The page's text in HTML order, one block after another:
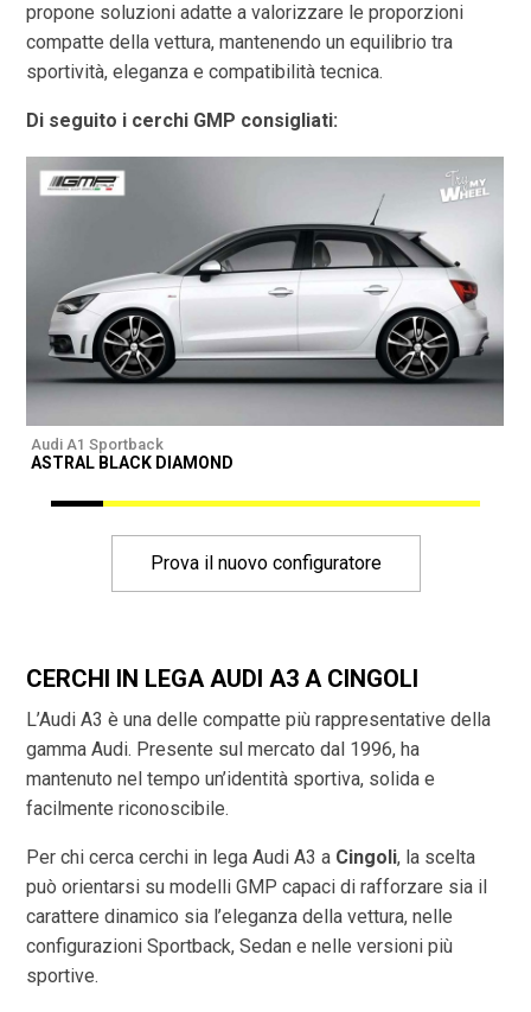
propone soluzioni adatte a valorizzare le proporzioni
compatte della vettura, mantenendo un equilibrio tra
sportività, eleganza e compatibilità tecnica.
Di seguito i cerchi GMP consigliati:
Audi A1 Sportback
ASTRAL BLACK DIAMOND
Prova il nuovo configuratore
CERCHI IN LEGA AUDI A3 A CINGOLI
L’Audi A3 è una delle compatte più rappresentative della
gamma Audi. Presente sul mercato dal 1996, ha
mantenuto nel tempo un’identità sportiva, solida e
facilmente riconoscibile.
Per chi cerca cerchi in lega Audi A3 a Cingoli, la scelta
può orientarsi su modelli GMP capaci di rafforzare sia il
carattere dinamico sia l’eleganza della vettura, nelle
configurazioni Sportback, Sedan e nelle versioni più
sportive.